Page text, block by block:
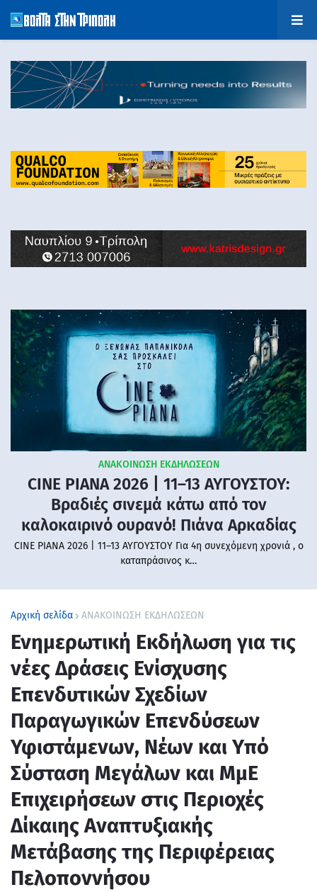
ΑΝΑΚΟΙΝΩΣΗ ΕΚΔΗΛΩΣΕΩΝ
CINE PIANA 2026 | 11–13 ΑΥΓΟΥΣΤΟΥ:
Βραδιές σινεμά κάτω από τον
καλοκαιρινό ουρανό! Πιάνα Αρκαδίας
CINE PIANA 2026 | 11–13 ΑΥΓΟΥΣΤΟΥ Για 4η συνεχόμενη χρονιά , ο
καταπράσινος κ…
Αρχική σελίδα ΑΝΑΚΟΙΝΩΣΗ ΕΚΔΗΛΩΣΕΩΝ
Ενημερωτική Εκδήλωση για τις
νέες Δράσεις Ενίσχυσης
Επενδυτικών Σχεδίων
Παραγωγικών Επενδύσεων
Υφιστάμενων, Νέων και Υπό
Σύσταση Μεγάλων και ΜμΕ
Επιχειρήσεων στις Περιοχές
Δίκαιης Αναπτυξιακής
Μετάβασης της Περιφέρειας
Πελοποννήσου